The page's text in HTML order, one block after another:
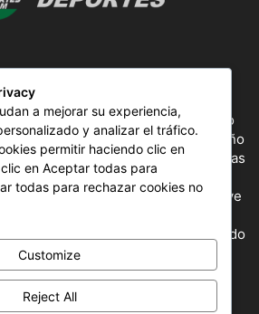
es un proyecto de noticias creado
argentino Ale Gordillo en el año
CnAr Latam y MS Interactiva noticias
el continente latinoamericano y el
en un solo sitio, donde se vive
actividad, nuestros periodistas
la información precisa del mundo
deportivo.
SÍGUENOS
a mejorar su experiencia,
y analizar el tráfico.
permitir haciendo clic en
en Aceptar todas para
todas para rechazar cookies no
Customize
Reject All